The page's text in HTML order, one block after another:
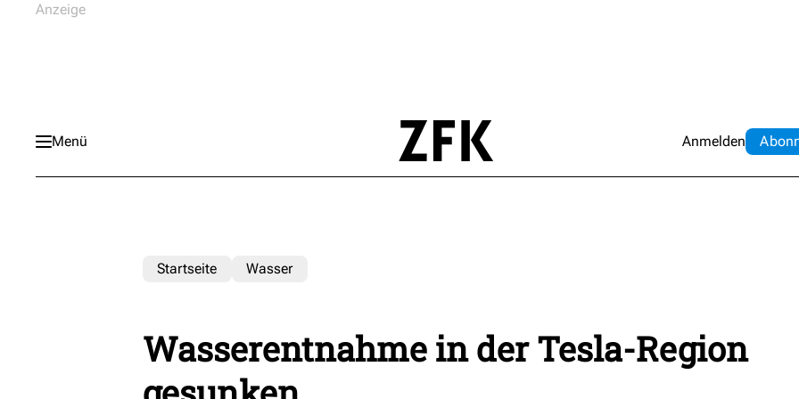
Menü Anmelden Abo
Startseite Wasser
Wasserentnahme in der Tesla-Region